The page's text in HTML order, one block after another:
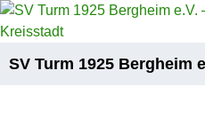
Zum
Inhalt